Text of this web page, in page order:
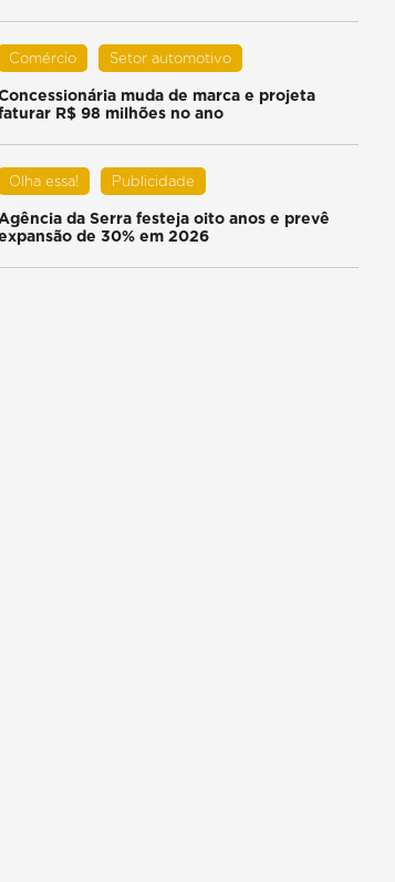
Comércio Setor automotivo
muda de marca e projeta
R$ 98 milhões no ano
Olha essa! Publicidade
Agência da Serra festeja oito anos e prevê
de 30% em 2026